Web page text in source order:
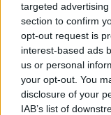
targeted
section to confirm
opt-out request is
interest-based ads
us or personal
your opt-out. You
disclosure of your
IAB’s list of